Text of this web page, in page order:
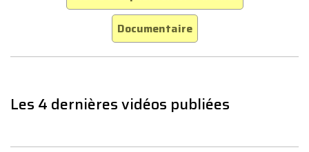
Documentaire
Les 4 dernières vidéos publiées